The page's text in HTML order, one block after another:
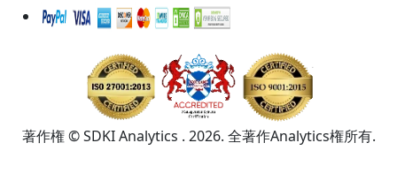
著作権 © SDKI Analytics . 2026. 全著作Analytics権所有.